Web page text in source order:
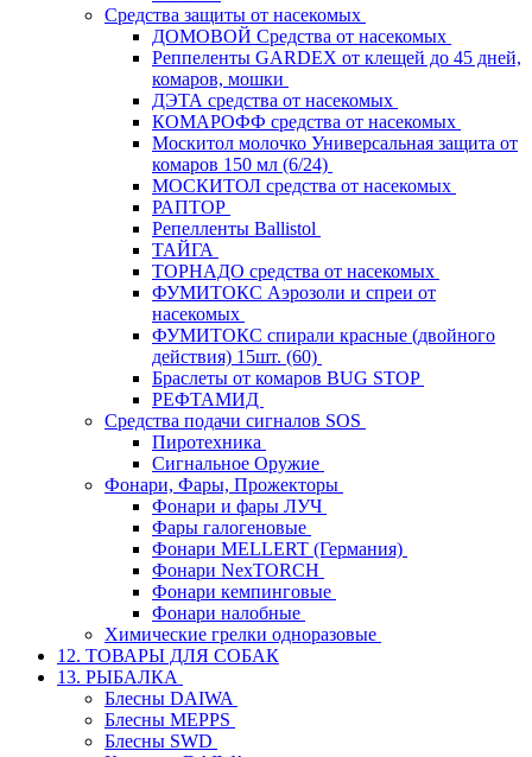
Средства защиты от насекомых
ДОМОВОЙ Средства от насекомых
Реппеленты GARDEX от клещей до 45 дней,
комаров, мошки
ДЭТА средства от насекомых
КОМАРОФФ средства от насекомых
Москитол молочко Универсальная защита от
комаров 150 мл (6/24)
МОСКИТОЛ средства от насекомых
РАПТОР
Репелленты Ballistol
ТАЙГА
ТОРНАДО средства от насекомых
ФУМИТОКС Аэрозоли и спреи от
насекомых
ФУМИТОКС спирали красные (двойного
действия) 15шт. (60)
Браслеты от комаров BUG STOP
РЕФТАМИД
Средства подачи сигналов SOS
Пиротехника
Сигнальное Оружие
Фонари, Фары, Прожекторы
Фонари и фары ЛУЧ
Фары галогеновые
Фонари MELLERT (Германия)
Фонари NexTORCH
Фонари кемпинговые
Фонари налобные
Химические грелки одноразовые
12. ТОВАРЫ ДЛЯ СОБАК
13. РЫБАЛКА
Блесны DAIWA
Блесны MEPPS
Блесны SWD